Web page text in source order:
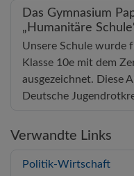
Das Gymnasium
„Humanitäre
Unsere Schule wurde
Klasse 10e mit dem
ausgezeichnet. Diese
Deutsche
Verwandte Links
Politik-Wirtschaft